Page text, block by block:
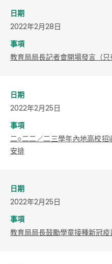
日期
2022年2月28日
事項
教育局局長記者會開場發言（只
日期
2022年2月25日
事項
二○二二／二三學年內地高校
安排
日期
2022年2月25日
事項
教育局局長鼓勵學童接種新冠疫